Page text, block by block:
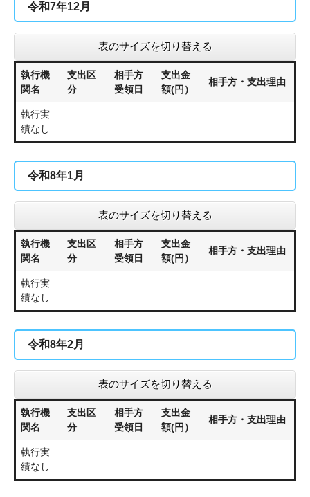
令和7年12月
表のサイズを切り替える
執行機
関名
支出区
分
相手方
受領日
支出金
額(円）
相手方・支出理由
執行実
績なし
令和8年1月
表のサイズを切り替える
執行機
関名
支出区
分
相手方
受領日
支出金
額(円）
相手方・支出理由
執行実
績なし
令和8年2月
表のサイズを切り替える
執行機
関名
支出区
分
相手方
受領日
支出金
額(円）
相手方・支出理由
執行実
績なし